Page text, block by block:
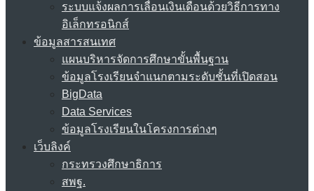
ระบบแจ้งผลการเลื่อนเงินเดือนด้วยวิธีการทาง
อิเล็กทรอนิกส์
ข้อมูลสารสนเทศ
แผนบริหารจัดการศึกษาขั้นพื้นฐาน
ข้อมูลโรงเรียนจำแนกตามระดับชั้นที่เปิดสอน
BigData
Data Services
ข้อมูลโรงเรียนในโครงการต่างๆ
เว็บลิงค์
กระทรวงศึกษาธิการ
สพฐ.